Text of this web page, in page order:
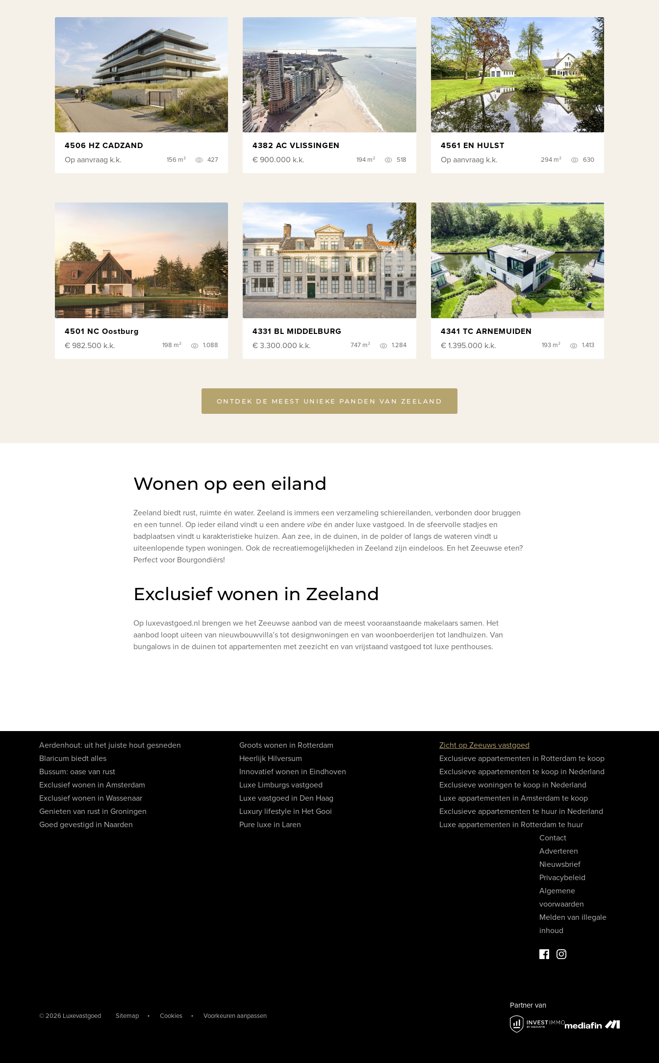
4506 HZ CADZAND
Op aanvraag k.k. 156 m² 427
4382 AC VLISSINGEN
€ 900.000 k.k. 194 m² 518
4561 EN HULST
Op aanvraag k.k. 294 m² 630
4501 NC Oostburg
€ 982.500 k.k. 198 m² 1.088
4331 BL MIDDELBURG
€ 3.300.000 k.k. 747 m² 1.284
4341 TC ARNEMUIDEN
€ 1.395.000 k.k. 193 m² 1.413
ONTDEK DE MEEST UNIEKE PANDEN VAN ZEELAND
Wonen op een eiland
Zeeland biedt rust, ruimte én water. Zeeland is immers een verzameling schiereilanden, verbonden door bruggen
en een tunnel. Op ieder eiland vindt u een andere vibe én ander luxe vastgoed. In de sfeervolle stadjes en
badplaatsen vindt u karakteristieke huizen. Aan zee, in de duinen, in de polder of langs de wateren vindt u
uiteenlopende typen woningen. Ook de recreatiemogelijkheden in Zeeland zijn eindeloos. En het Zeeuwse eten?
Perfect voor Bourgondiërs!
Exclusief wonen in Zeeland
Op luxevastgoed.nl brengen we het Zeeuwse aanbod van de meest vooraanstaande makelaars samen. Het
aanbod loopt uiteen van nieuwbouwvilla’s tot designwoningen en van woonboerderijen tot landhuizen. Van
bungalows in de duinen tot appartementen met zeezicht en van vrijstaand vastgoed tot luxe penthouses.
Aerdenhout: uit het juiste hout gesneden
Blaricum biedt alles
Bussum: oase van rust
Exclusief wonen in Amsterdam
Exclusief wonen in Wassenaar
Genieten van rust in Groningen
Goed gevestigd in Naarden
Groots wonen in Rotterdam
Heerlijk Hilversum
Innovatief wonen in Eindhoven
Luxe Limburgs vastgoed
Luxe vastgoed in Den Haag
Luxury lifestyle in Het Gooi
Pure luxe in Laren
Zicht op Zeeuws vastgoed
Exclusieve appartementen in Rotterdam te koop
Exclusieve appartementen te koop in Nederland
Exclusieve woningen te koop in Nederland
Luxe appartementen in Amsterdam te koop
Exclusieve appartementen te huur in Nederland
Luxe appartementen in Rotterdam te huur
Contact
Adverteren
Nieuwsbrief
Privacybeleid
Algemene
voorwaarden
Melden van illegale
inhoud
Facebook Luxevastgoed
Instagram Luxevastgoed
© 2026 Luxevastgoed Sitemap Cookies Voorkeuren aanpassen
Partner van